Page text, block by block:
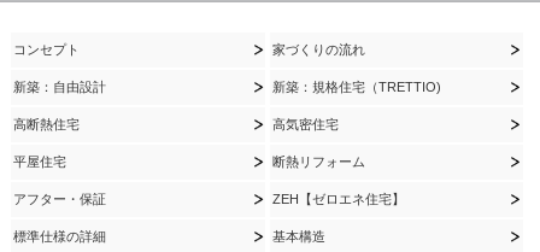
コンセプト 家づくりの流れ
新築：自由設計 新築：規格住宅（TRETTIO)
高断熱住宅 高気密住宅
平屋住宅 断熱リフォーム
アフター・保証 ZEH【ゼロエネ住宅】
標準仕様の詳細 基本構造